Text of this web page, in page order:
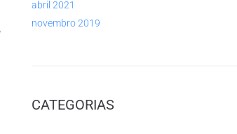
abril 2021
novembro 2019
CATEGORIAS